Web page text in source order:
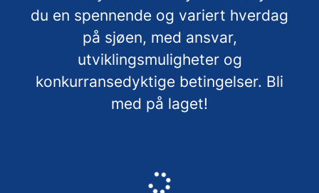
du en spennende og variert hverdag
på sjøen, med ansvar,
utviklingsmuligheter og
konkurransedyktige betingelser. Bli
med på laget!